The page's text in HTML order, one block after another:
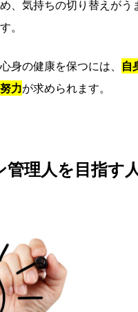
、気持ちの切り替えがう
。
身の健康を保つには、 自
力が求められます。
理人を目指す